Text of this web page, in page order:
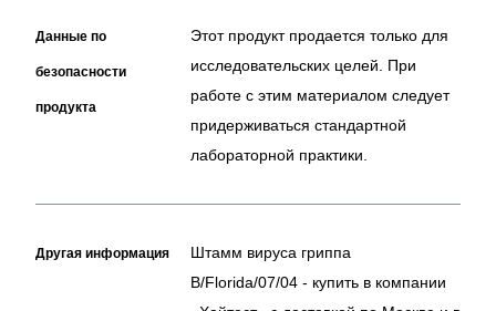
Данные по
безопасности
продукта
Этот продукт продается только для
исследовательских целей. При
работе с этим материалом следует
придерживаться стандартной
лабораторной практики.
Другая информация
Штамм вируса гриппа
B/Florida/07/04 - купить в компании